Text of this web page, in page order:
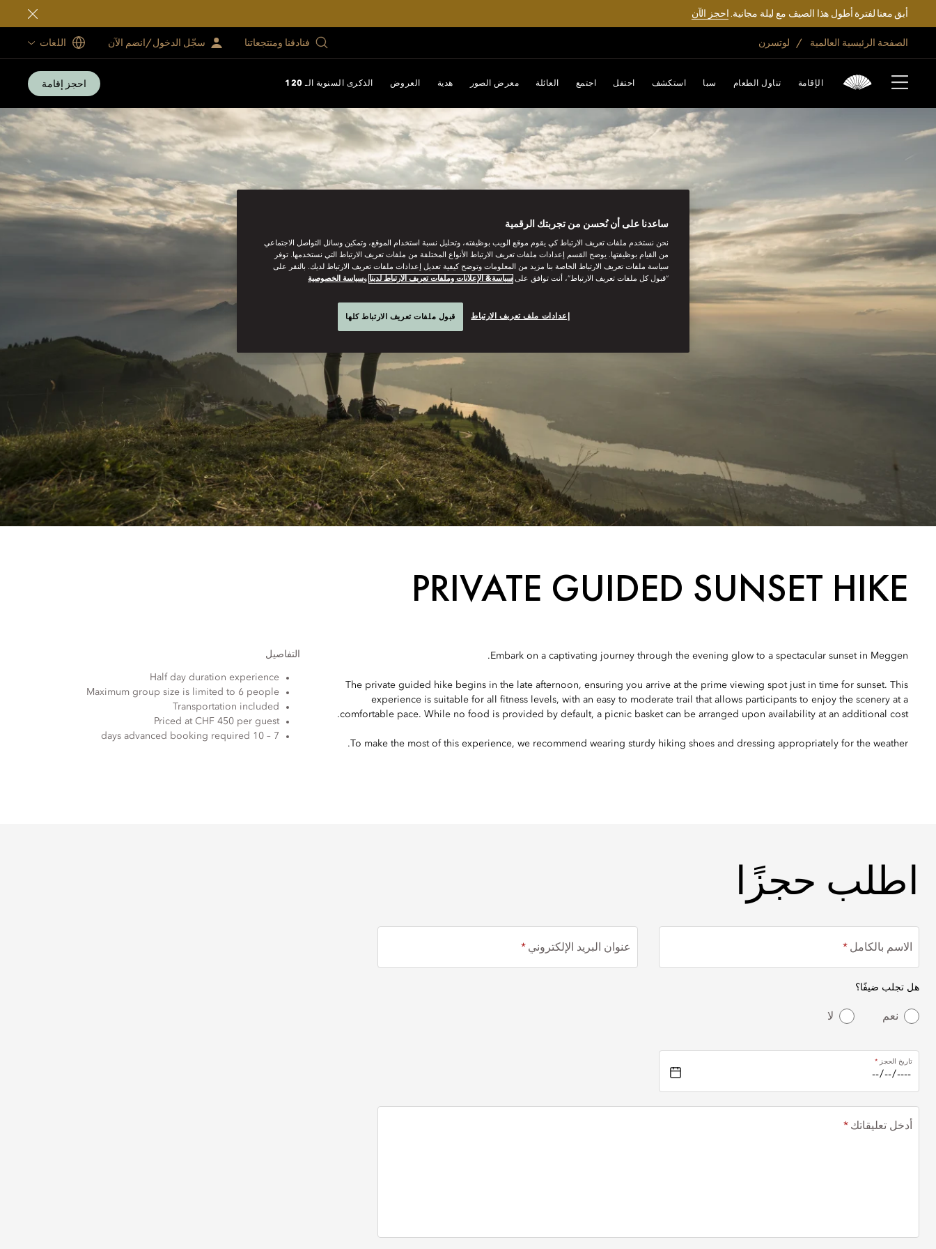
أبق معنا لفترة أطول هذا الصيف مع ليلة مجانية.احجز الآن
الصفحة الرئيسية العالمية لوتسرن فنادقنا ومنتجعاتنا سجّل الدخول/انضم الآن اللغات
الإقامة تناول الطعام سبا استكشف احتفل اجتمع العائلة معرض الصور هدية العروض الذكرى السنوية الـ 120 احجز إقامة
PRIVATE GUIDED SUNSET HIKE
Embark on a captivating journey through the evening glow to a spectacular sunset in Meggen.
The private guided hike begins in the late afternoon, ensuring you arrive at the prime viewing spot just in time for sunset. This
experience is suitable for all fitness levels, with an easy to moderate trail that allows participants to enjoy the scenery at a
comfortable pace. While no food is provided by default, a picnic basket can be arranged upon availability at an additional cost.
To make the most of this experience, we recommend wearing sturdy hiking shoes and dressing appropriately for the weather.
التفاصيل
Half day duration experience
Maximum group size is limited to 6 people
Transportation included
Priced at CHF 450 per guest
7 – 10 days advanced booking required
اطلب حجزًا
اطلب حجزًا
الاسم بالكامل عنوان البريد الإلكتروني
هل تجلب ضيفًا؟
نعم لا
تاريخ الحجز
أدخل تعليقاتك
ساعدنا على أن نُحسن من تجربتك الرقمية
نحن نستخدم ملفات تعريف الارتباط كي يقوم موقع الويب بوظيفته، وتحليل نسبة استخدام الموقع، وتمكين وسائل التواصل الاجتماعي
من القيام بوظيفتها. يوضح القسم إعدادات ملفات تعريف الارتباط الأنواع المختلفة من ملفات تعريف الارتباط التي نستخدمها. توفر
سياسة ملفات تعريف الارتباط الخاصة بنا مزيد من المعلومات وتوضح كيفية تعديل إعدادات ملفات تعريف الارتباط لديك. بالنقر على
“قبول كل ملفات تعريف الارتباط”، أنت توافق على سياسة& الإعلانات وملفات تعريف الارتباط لدينا وسياسة الخصوصية
إعدادات ملف تعريف الارتباط قبول ملفات تعريف الارتباط كلها